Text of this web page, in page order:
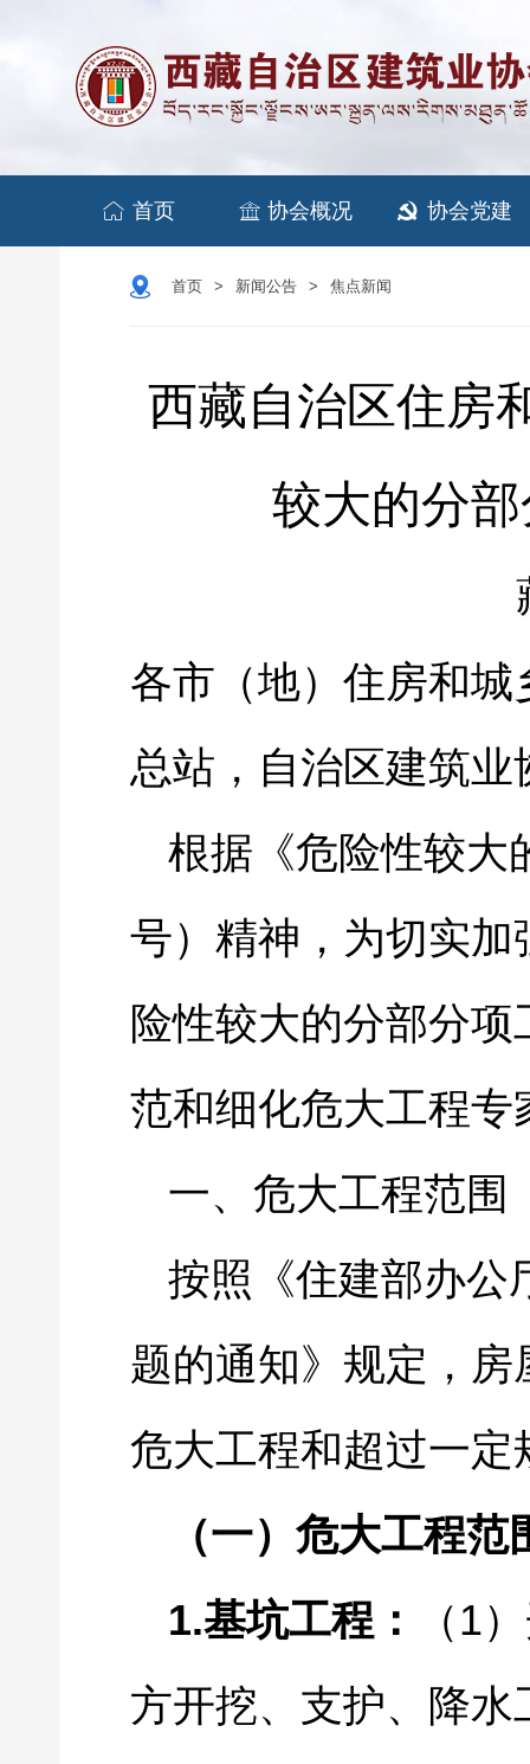
 首页  协会概况  协会党建
首页 > 新闻公告 > 焦点新闻
西藏自治区住房
较大的分
各市（地）住房和
总站，自治区建筑
根据《危险性较大
号）精神，为切实
险性较大的分部分
范和细化危大工程
一、危大工程范围
按照《住建部办公
题的通知》规定，
危大工程和超过一
（一）危大工程范
1.基坑工程： （1
方开挖、支护、降水